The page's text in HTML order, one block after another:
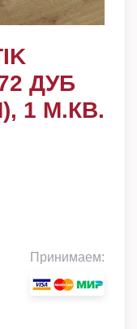
ДУБ
1 М.КВ.
Принимаем: